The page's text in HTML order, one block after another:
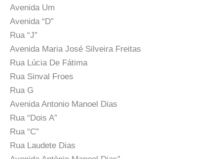
Avenida Um
Avenida “D”
Rua “J”
Avenida Maria José Silveira Freitas
Rua Lúcia De Fátima
Rua Sinval Froes
Rua G
Avenida Antonio Manoel Dias
Rua “Dois A”
Rua “C”
Rua Laudete Dias